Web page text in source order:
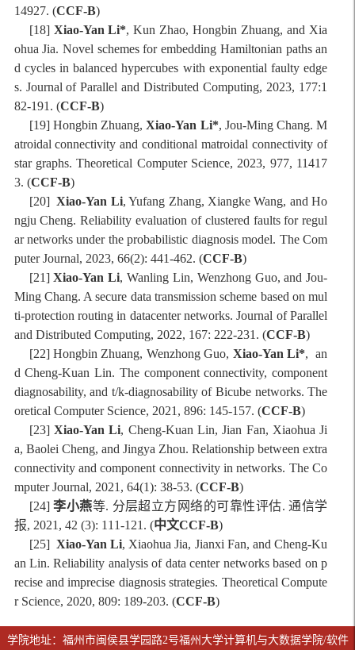
14927. (CCF-B)
[18] Xiao-Yan Li*, Kun Zhao, Hongbin Zhuang, and Xia
ohua Jia. Novel schemes for embedding Hamiltonian paths an
d cycles in balanced hypercubes with exponential faulty edge
s. Journal of Parallel and Distributed Computing, 2023, 177:1
82-191. (CCF-B)
[19] Hongbin Zhuang,Xiao-Yan Li*, Jou-Ming Chang. M
atroidal connectivity and conditional matroidal connectivity of
star graphs. Theoretical Computer Science, 2023, 977, 11417
3. (CCF-B)
[20]Xiao-Yan Li, Yufang Zhang, Xiangke Wang, and Ho
ngju Cheng. Reliability evaluation of clustered faults for regul
ar networks under the probabilistic diagnosis model. The Com
puter Journal, 2023, 66(2): 441-462. (CCF-B)
[21]Xiao-Yan Li, Wanling Lin, Wenzhong Guo, and Jou-
Ming Chang. A secure data transmission scheme based on mul
ti-protection routing in datacenter networks. Journal of Parallel
and Distributed Computing, 2022, 167: 222-231. (CCF-B)
[22] Hongbin Zhuang, Wenzhong Guo, Xiao-Yan Li*, an
d Cheng-Kuan Lin. The component connectivity, component
diagnosability, and t/k-diagnosability of Bicube networks. The
oretical Computer Science, 2021, 896: 145-157. (CCF-B)
[23] Xiao-Yan Li, Cheng-Kuan Lin, Jian Fan, Xiaohua Ji
a, Baolei Cheng, and Jingya Zhou. Relationship between extra
connectivity and component connectivity in networks. The Co
mputer Journal, 2021, 64(1): 38-53. (CCF-B)
[24]李小燕等. 分层超立方网络的可靠性评估. 通信学
报, 2021, 42 (3): 111-121. (中文CCF-B)
[25] Xiao-Yan Li, Xiaohua Jia, Jianxi Fan, and Cheng-Ku
an Lin. Reliability analysis of data center networks based on p
recise and imprecise diagnosis strategies. Theoretical Compute
r Science, 2020, 809: 189-203. (CCF-B)
学院地址：福州市闽侯县学园路2号福州大学计算机与大数据学院/软件